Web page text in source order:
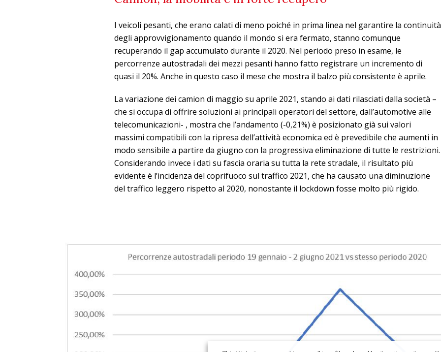
I veicoli pesanti, che erano calati di meno poiché in prima linea nel garantire la continuità
degli approvvigionamento quando il mondo si era fermato, stanno comunque
recuperando il gap accumulato durante il 2020. Nel periodo preso in esame, le
percorrenze autostradali dei mezzi pesanti hanno fatto registrare un incremento di
quasi il 20%. Anche in questo caso il mese che mostra il balzo più consistente è aprile.
La variazione dei camion di maggio su aprile 2021, stando ai dati rilasciati dalla società –
che si occupa di offrire soluzioni ai principali operatori del settore, dall’automotive alle
telecomunicazioni- , mostra che l’andamento (-0,21%) è posizionato già sui valori
massimi compatibili con la ripresa dell’attività economica ed è prevedibile che aumenti in
modo sensibile a partire da giugno con la progressiva eliminazione di tutte le restrizioni.
Considerando invece i dati su fascia oraria su tutta la rete stradale, il risultato più
evidente è l’incidenza del coprifuoco sul traffico 2021, che ha causato una diminuzione
del traffico leggero rispetto al 2020, nonostante il lockdown fosse molto più rigido.